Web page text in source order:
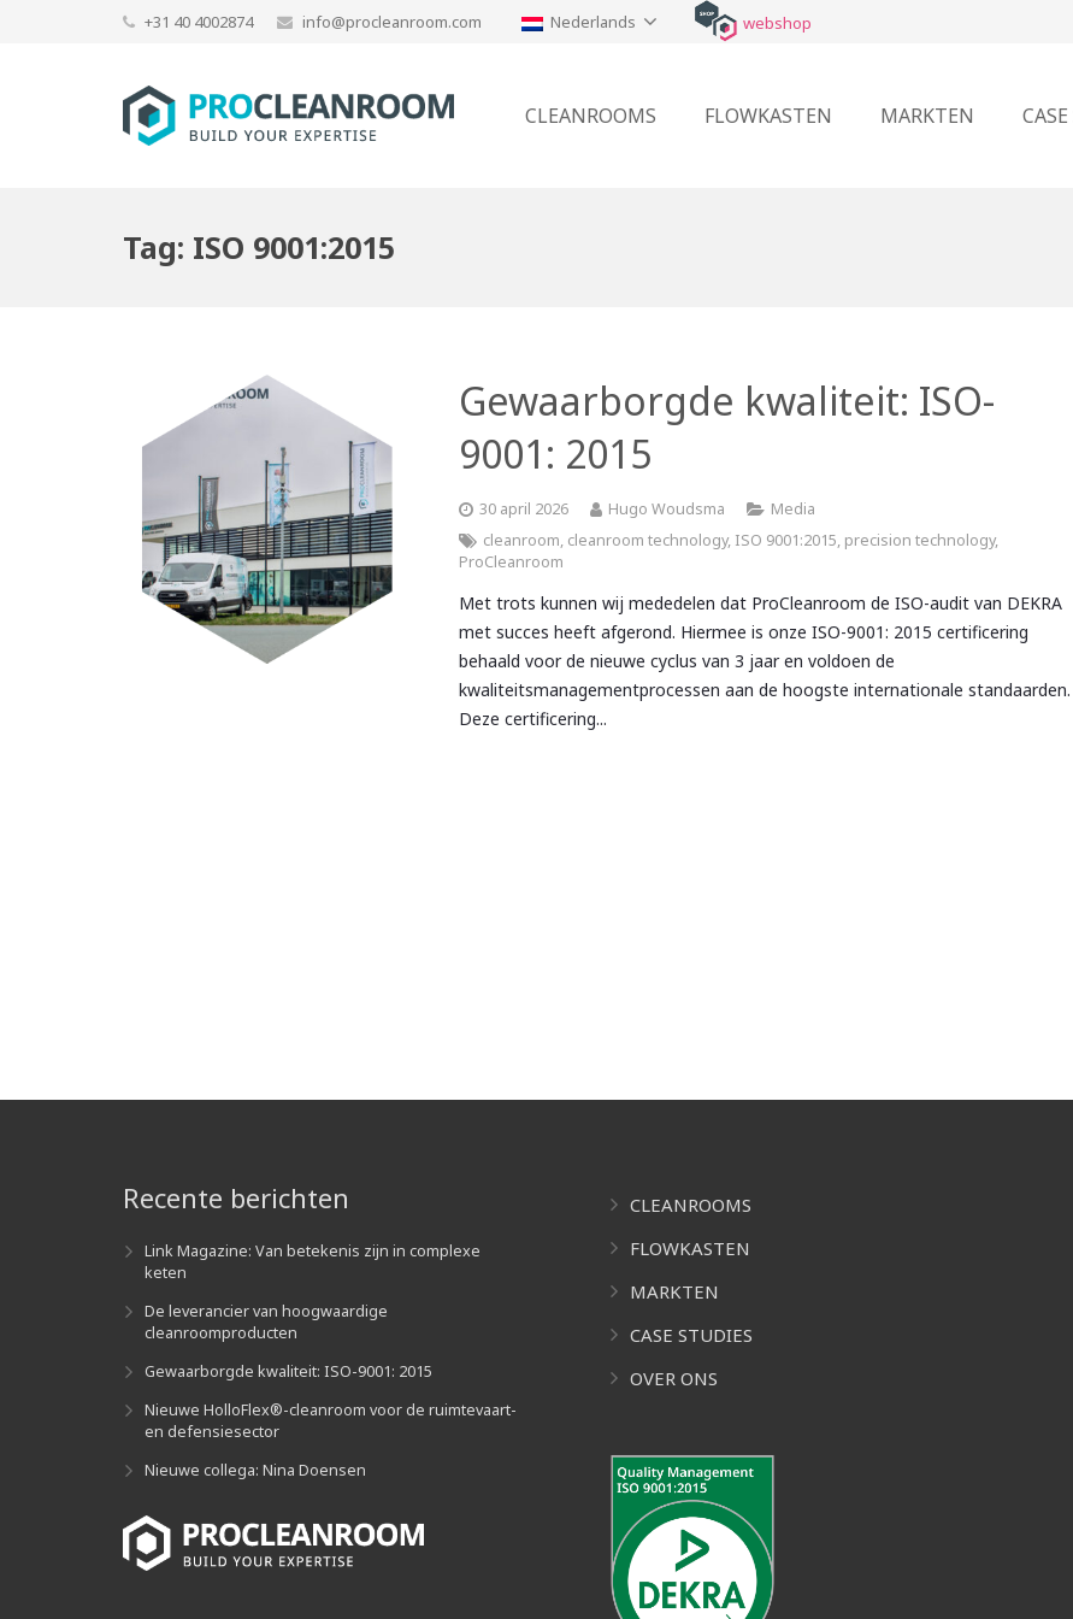
+31 40 4002874 info@procleanroom.com Nederlands webshop
CLEANROOMS FLOWKASTEN MARKTEN
Tag: ISO 9001:2015
Gewaarborgde kwaliteit: ISO-
9001: 2015
30 april 2026 Hugo Woudsma
Media
cleanroom, cleanroom technology, ISO 9001:2015, precision technology,
ProCleanroom
Met trots kunnen wij mededelen dat ProCleanroom de ISO-audit van DEKRA
met succes heeft afgerond. Hiermee is onze ISO-9001: 2015 certificering
behaald voor de nieuwe cyclus van 3 jaar en voldoen de
kwaliteitsmanagementprocessen aan de hoogste internationale standaarden.
Deze certificering...
Recente berichten
Link Magazine: Van betekenis zijn in complexe
keten
De leverancier van hoogwaardige
cleanroomproducten
Gewaarborgde kwaliteit: ISO-9001: 2015
Nieuwe HolloFlex®-cleanroom voor de ruimtevaart-
en defensiesector
Nieuwe collega: Nina Doensen
CLEANROOMS
FLOWKASTEN
MARKTEN
CASE STUDIES
OVER ONS